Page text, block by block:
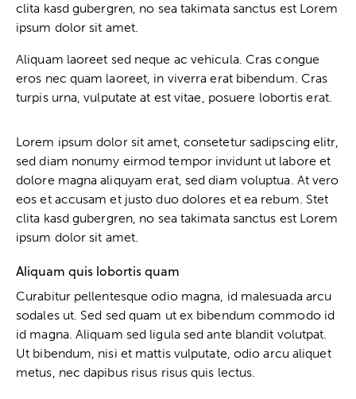
clita kasd gubergren, no sea takimata sanctus est Lorem
ipsum dolor sit amet.
Aliquam laoreet sed neque ac vehicula. Cras congue
eros nec quam laoreet, in viverra erat bibendum. Cras
turpis urna, vulputate at est vitae, posuere lobortis erat.
Lorem ipsum dolor sit amet, consetetur sadipscing elitr,
sed diam nonumy eirmod tempor invidunt ut labore et
dolore magna aliquyam erat, sed diam voluptua. At vero
eos et accusam et justo duo dolores et ea rebum. Stet
clita kasd gubergren, no sea takimata sanctus est Lorem
ipsum dolor sit amet.
Aliquam quis lobortis quam
Curabitur pellentesque odio magna, id malesuada arcu
sodales ut. Sed sed quam ut ex bibendum commodo id
id magna. Aliquam sed ligula sed ante blandit volutpat.
Ut bibendum, nisi et mattis vulputate, odio arcu aliquet
metus, nec dapibus risus risus quis lectus.